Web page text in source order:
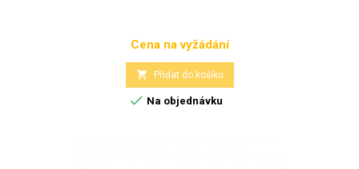
Cena
Cena na vyžádání
 Přidat do košíku
 Na objednávku